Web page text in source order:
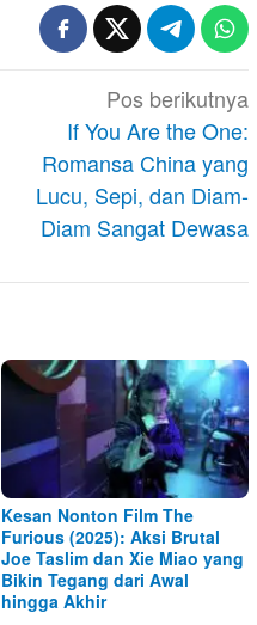
Pos berikutnya
If You Are the One:
Romansa China yang
Lucu, Sepi, dan Diam-
Diam Sangat Dewasa
Kesan Nonton Film The
Furious (2025): Aksi Brutal
Joe Taslim dan Xie Miao yang
Bikin Tegang dari Awal
hingga Akhir